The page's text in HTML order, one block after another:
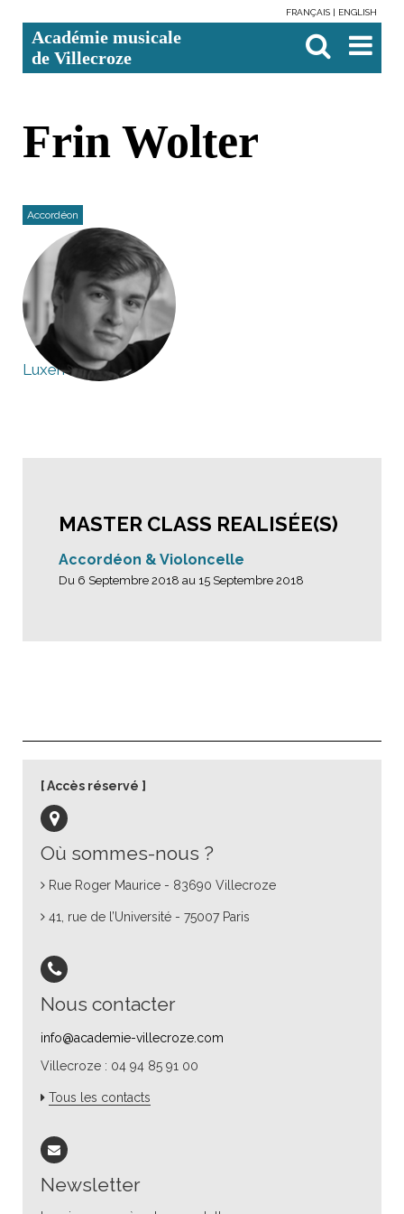
contenu.
Aller
à
personnels
FRANÇAIS ENGLISH
Académie musicale
de Villecroze

avancée…
Frin Wolter
Accordéon
Luxembourg
MASTER CLASS REALISÉE(S)
Accordéon & Violoncelle
Du 6 Septembre 2018 au 15 Septembre 2018
Où sommes-nous ?
Rue Roger Maurice - 83690 Villecroze
41, rue de l’Université - 75007 Paris
Nous contacter
info@academie-villecroze.com
Villecroze : 04 94 85 91 00
Tous les contacts
Newsletter
Accès réservé